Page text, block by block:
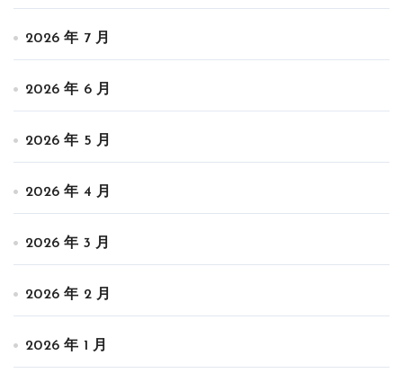
2026 年 7 月
2026 年 6 月
2026 年 5 月
2026 年 4 月
2026 年 3 月
2026 年 2 月
2026 年 1 月